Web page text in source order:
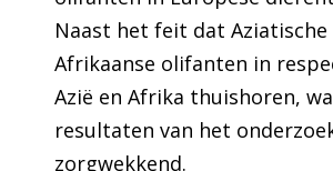
Naast het feit dat Aziatische
Afrikaanse olifanten in
Azië en Afrika thuishoren,
resultaten van het
zorgwekkend.